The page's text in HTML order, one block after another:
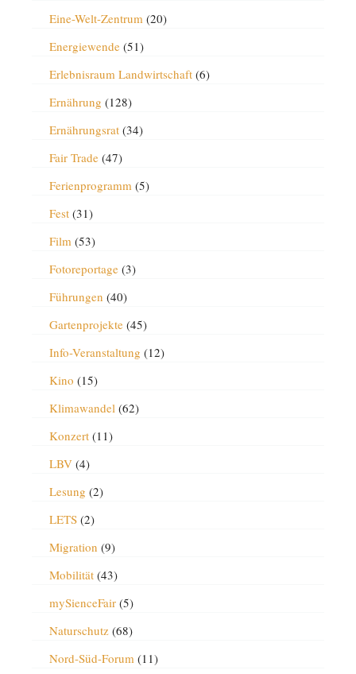
Eine-Welt-Zentrum(20)
Energiewende(51)
Erlebnisraum Landwirtschaft(6)
Ernährung (128)
Ernährungsrat(34)
Fair Trade(47)
Ferienprogramm(5)
Fest(31)
Film(53)
Fotoreportage(3)
Führungen (40)
Gartenprojekte(45)
Info-Veranstaltung (12)
Kino (15)
Klimawandel(62)
Konzert(11)
LBV(4)
Lesung (2)
LETS(2)
Migration (9)
Mobilität(43)
mySienceFair(5)
Naturschutz(68)
Nord-Süd-Forum(11)